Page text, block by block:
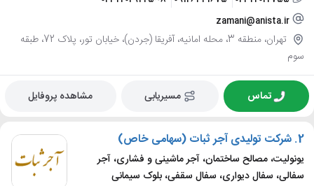
zamani@anista.ir
تهران، منطقه 3، محله امانیه، آفریقا (جردن)، خیابان تور، پلاک 72، طبقه
سوم
تماس مسیریابی مشاهده پروفایل
2. شرکت تولیدی آجر ثبات (سهامی خاص)
یونولیت، مصالح ساختمان، آجر ماشینی و فشاری، آجر
سفالی، سفال دیواری، سفال سقفی، بلوک سیمانی